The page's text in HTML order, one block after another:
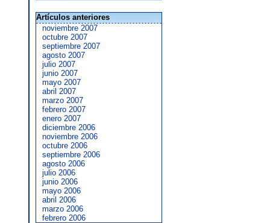
Artículos anteriores
noviembre 2007
octubre 2007
septiembre 2007
agosto 2007
julio 2007
junio 2007
mayo 2007
abril 2007
marzo 2007
febrero 2007
enero 2007
diciembre 2006
noviembre 2006
octubre 2006
septiembre 2006
agosto 2006
julio 2006
junio 2006
mayo 2006
abril 2006
marzo 2006
febrero 2006